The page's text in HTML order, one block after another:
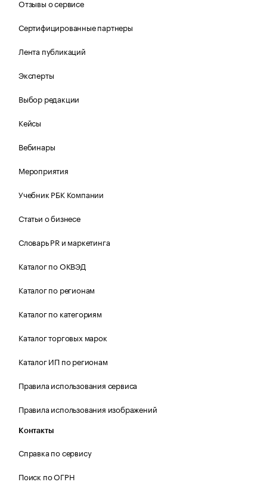
Отзывы о сервисе
Сертифицированные партнеры
Лента публикаций
Эксперты
Выбор редакции
Кейсы
Вебинары
Мероприятия
Учебник РБК Компании
Статьи о бизнесе
Словарь PR и маркетинга
Каталог по ОКВЭД
Каталог по регионам
Каталог по категориям
Каталог торговых марок
Каталог ИП по регионам
Правила использования сервиса
Правила использования изображений
Контакты
Справка по сервису
Поиск по ОГРН